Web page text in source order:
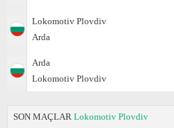
Lokomotiv Plovdiv
Arda
Arda
Lokomotiv Plovdiv
SON MAÇLAR Lokomotiv Plovdiv